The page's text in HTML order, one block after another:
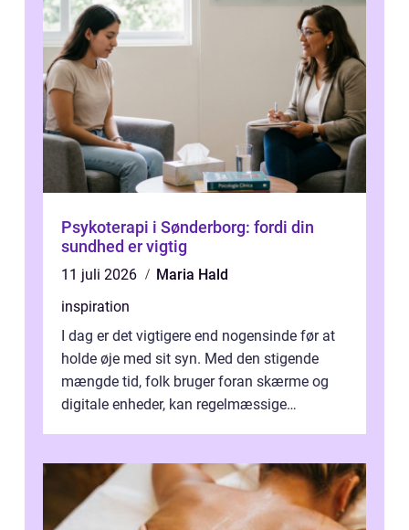
Psykoterapi i Sønderborg: fordi din
sundhed er vigtig
11 juli 2026
Maria Hald
inspiration
I dag er det vigtigere end nogensinde før at
holde øje med sit syn. Med den stigende
mængde tid, folk bruger foran skærme og
digitale enheder, kan regelmæssige